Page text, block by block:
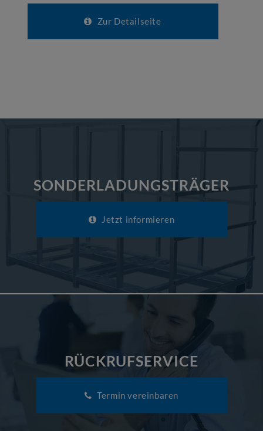
Zur Detailseite
SONDERLADUNGSTRÄGER
Jetzt informieren
RÜCKRUFSERVICE
Termin vereinbaren